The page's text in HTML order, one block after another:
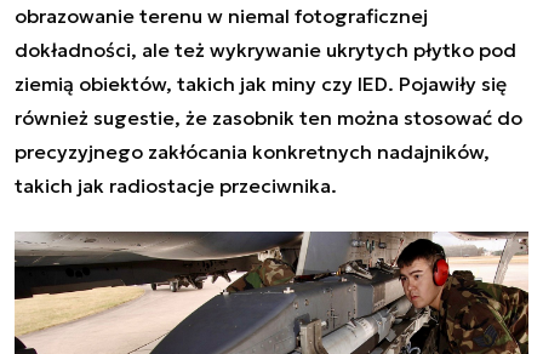
obrazowanie terenu w niemal fotograficznej
dokładności, ale też wykrywanie ukrytych płytko pod
ziemią obiektów, takich jak miny czy IED. Pojawiły się
również sugestie, że zasobnik ten można stosować do
precyzyjnego zakłócania konkretnych nadajników,
takich jak radiostacje przeciwnika.